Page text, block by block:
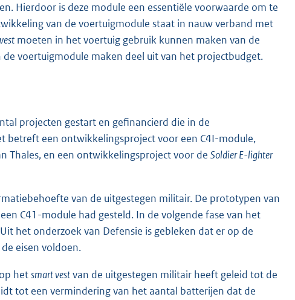
Hierdoor is deze module een essentiële voorwaarde om te
van de voertuigmodule staat in nauw verband met
moeten in het voertuig gebruik kunnen maken van de
voertuigmodule maken deel uit van het projectbudget.
projecten gestart en gefinancierd die in de
betreft een ontwikkelingsproject voor een C4I-module,
Thales, en een ontwikkelingsproject voor de Soldier E-lighter
van de uitgestegen militair. De prototypen van
C41-module had gesteld. In de volgende fase van het
het onderzoek van Defensie is gebleken dat er op de
eisen voldoen.
hetsmart vestvan de uitgestegen militair heeft geleid tot de
tot een vermindering van het aantal batterijen dat de